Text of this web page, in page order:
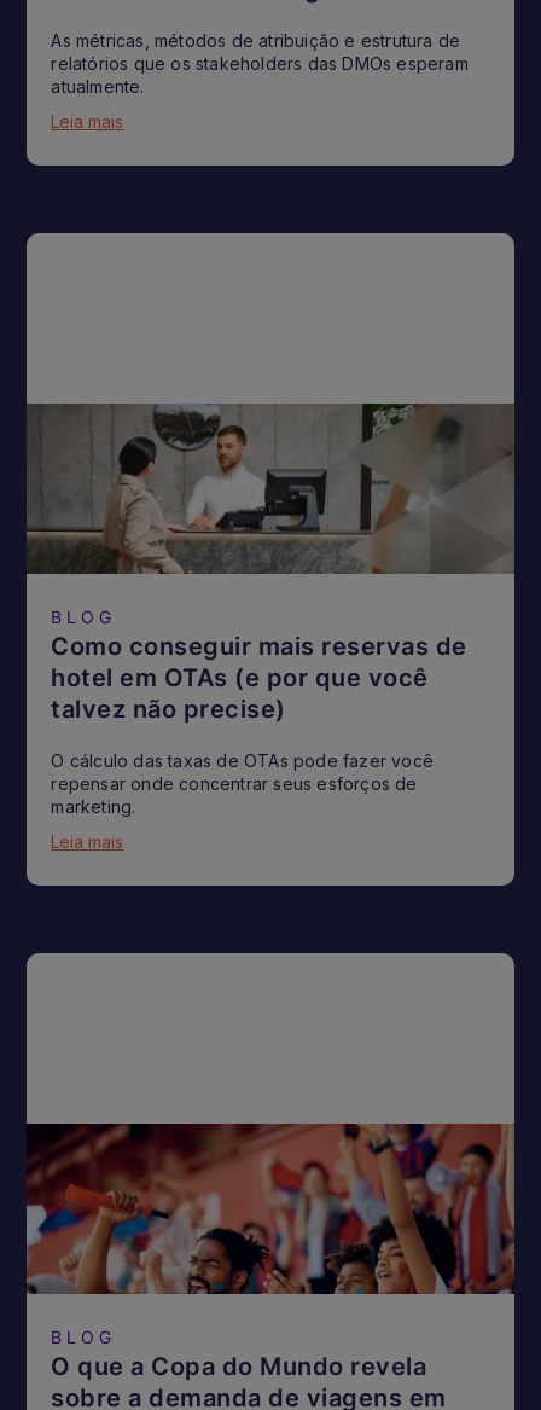
As métricas, métodos de atribuição e estrutura de
relatórios que os stakeholders das DMOs esperam
atualmente.
Leia mais
BLOG
Como conseguir mais reservas de
hotel em OTAs (e por que você
talvez não precise)
O cálculo das taxas de OTAs pode fazer você
repensar onde concentrar seus esforços de
marketing.
Leia mais
BLOG
O que a Copa do Mundo revela
sobre a demanda de viagens em